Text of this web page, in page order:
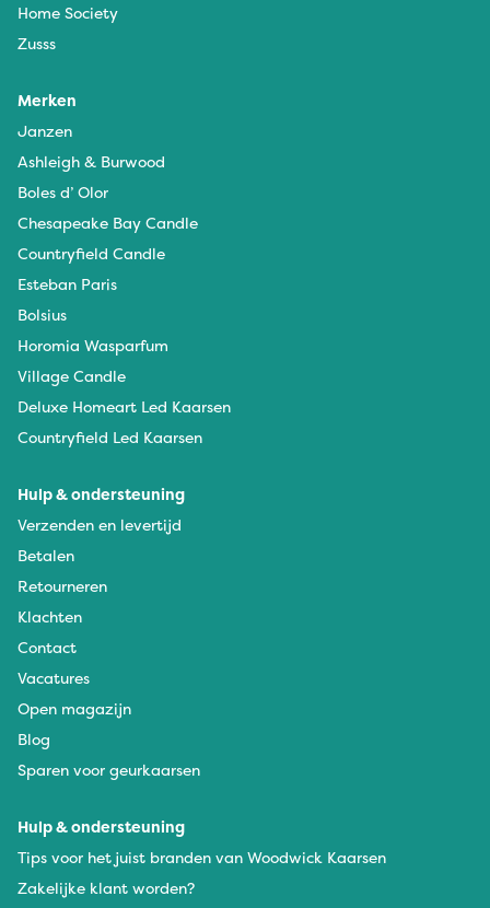
Home Society
Zusss
Merken
Janzen
Ashleigh & Burwood
Boles d’ Olor
Chesapeake Bay Candle
Countryfield Candle
Esteban Paris
Bolsius
Horomia Wasparfum
Village Candle
Deluxe Homeart Led Kaarsen
Countryfield Led Kaarsen
Hulp & ondersteuning
Verzenden en levertijd
Betalen
Retourneren
Klachten
Contact
Vacatures
Open magazijn
Blog
Sparen voor geurkaarsen
Hulp & ondersteuning
Tips voor het juist branden van Woodwick Kaarsen
Zakelijke klant worden?